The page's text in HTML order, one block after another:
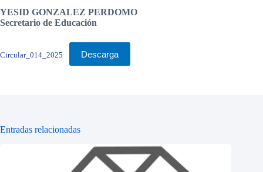
YESID GONZALEZ PERDOMO
Secretario de Educación
Circular_014_2025 Descarga
Entradas relacionadas